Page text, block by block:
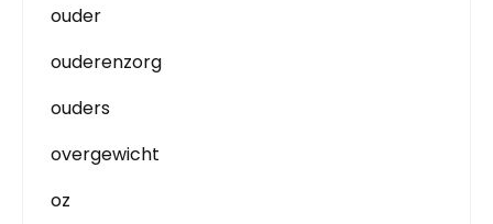
ouder
ouderenzorg
ouders
overgewicht
oz